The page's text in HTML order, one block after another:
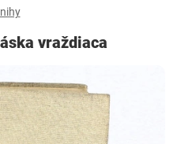
vraždiaca